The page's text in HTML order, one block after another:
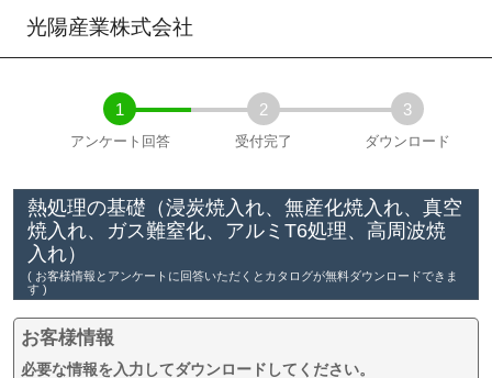
光陽産業株式会社
1
アンケート回答
2
受付完了
3
ダウンロード
熱処理の基礎（浸炭焼入れ、無産化焼入れ、真空
焼入れ、ガス難窒化、アルミT6処理、高周波焼
入れ）
( お客様情報とアンケートに回答いただくとカタログが無料ダウンロードできま
す )
お客様情報
必要な情報を入力してダウンロードしてください。